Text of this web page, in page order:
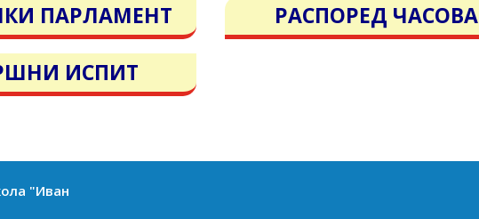
ПАРЛАМЕНТ
ИСПИТ
РАСПОРЕД ЧАСОВА
"Иван